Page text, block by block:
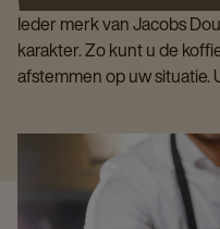
Ieder merk van Jacobs
karakter. Zo kunt u de
afstemmen op uw situatie.